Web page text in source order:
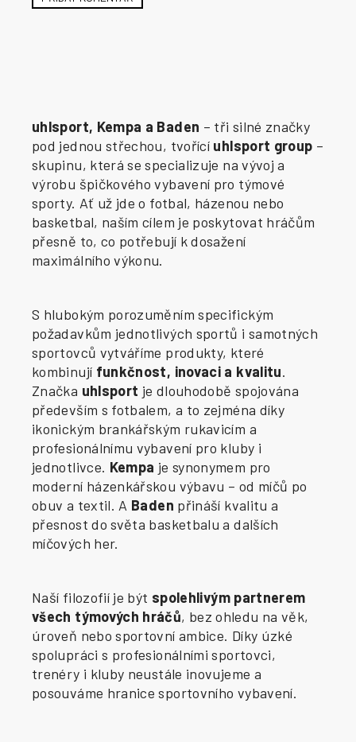
uhlsport, Kempa a Baden – tři silné značky
pod jednou střechou, tvořící uhlsport group –
skupinu, která se specializuje na vývoj a
výrobu špičkového vybavení pro týmové
sporty. Ať už jde o fotbal, házenou nebo
basketbal, naším cílem je poskytovat hráčům
přesně to, co potřebují k dosažení
maximálního výkonu.
S hlubokým porozuměním specifickým
požadavkům jednotlivých sportů i samotných
sportovců vytváříme produkty, které
kombinují funkčnost, inovaci a kvalitu.
Značka uhlsport je dlouhodobě spojována
především s fotbalem, a to zejména díky
ikonickým brankářským rukavicím a
profesionálnímu vybavení pro kluby i
jednotlivce. Kempa je synonymem pro
moderní házenkářskou výbavu – od míčů po
obuv a textil. A Baden přináší kvalitu a
přesnost do světa basketbalu a dalších
míčových her.
Naší filozofií je být spolehlivým partnerem
všech týmových hráčů, bez ohledu na věk,
úroveň nebo sportovní ambice. Díky úzké
spolupráci s profesionálními sportovci,
trenéry i kluby neustále inovujeme a
posouváme hranice sportovního vybavení.